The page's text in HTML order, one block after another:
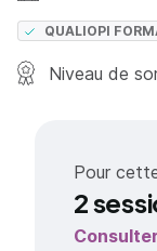
QUALIOPI
Niveau de
Pour
2